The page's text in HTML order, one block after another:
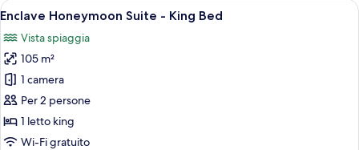
da
vista
oceano
Apri
tutte
le
foto
per
Enclave
Honeymoon
Suite
Una camera d'albergo con un letto,
6
Enclave Honeymoon Suite - King Bed
Vista spiaggia
105 m²
1 camera
Per 2 persone
1 letto king
Wi-Fi gratuito